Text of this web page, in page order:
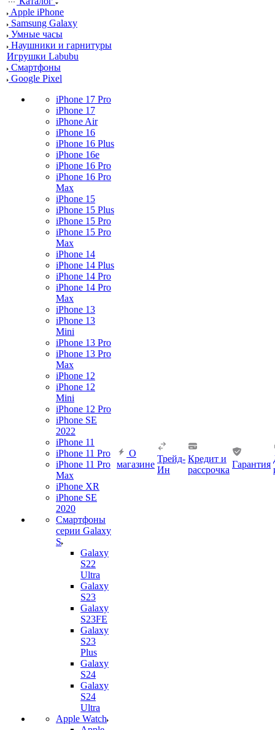
Apple iPhone
Samsung Galaxy
Умные часы
Наушники и гарнитуры
Игрушки Labubu
Смартфоны
Google Pixel
iPhone 17 Pro
iPhone 17
iPhone Air
iPhone 16
iPhone 16 Plus
iPhone 16e
iPhone 16 Pro
iPhone 16 Pro
Max
iPhone 15
iPhone 15 Plus
iPhone 15 Pro
iPhone 15 Pro
Max
iPhone 14
iPhone 14 Plus
iPhone 14 Pro
iPhone 14 Pro
Max
iPhone 13
iPhone 13
Mini
iPhone 13 Pro
iPhone 13 Pro
Max
iPhone 12
iPhone 12
Mini
iPhone 12 Pro
iPhone SE
2022
iPhone 11
iPhone 11 Pro
iPhone 11 Pro
Max
iPhone XR
iPhone SE
2020
Смартфоны
серии Galaxy
S
Galaxy
S22
Ultra
Galaxy
S23
Galaxy
S23FE
Galaxy
S23
Plus
Galaxy
S24
Galaxy
S24
Ultra
Apple Watch
О
магазине
Трейд-
Ин
Кредит и
рассрочка
Гарантия